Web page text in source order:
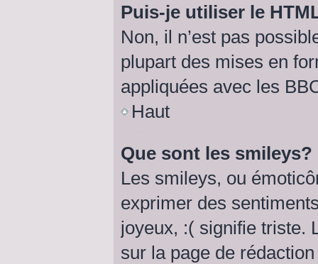
Puis-je utiliser le
Non, il n’est pas
plupart des mises en
appliquées avec les
Haut
Que sont les smileys?
Les smileys, ou
exprimer des
joyeux, :( signifie triste.
sur la page de